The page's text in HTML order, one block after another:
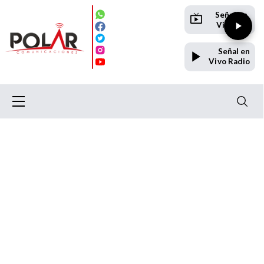
Señal en
Vivo TV
Señal en
Vivo Radio